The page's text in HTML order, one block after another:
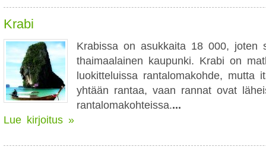
Krabi
Krabissa on asukkaita 18 000, joten
thaimaalainen kaupunki. Krabi on
luokitteluissa rantalomakohde, mutta
yhtään rantaa, vaan rannat ovat
rantalomakohteissa....
Lue kirjoitus »